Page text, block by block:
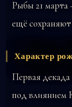
Рыбы 21
ещё
Характер
Первая
под влиянием